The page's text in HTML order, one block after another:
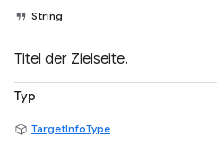
String
Titel der Zielseite.
Typ
TargetInfoType